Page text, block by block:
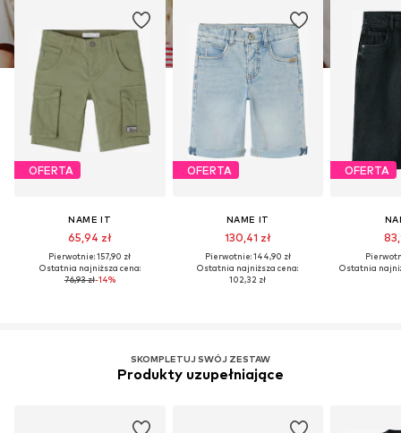
OFERTA
NAME IT
65,94 zł
Pierwotnie: 157,90 zł
Ostatnia najniższa cena:
76,93 zł-14%
OFERTA
NAME IT
130,41 zł
Pierwotnie: 144,90 zł
Ostatnia najniższa cena:
102,32 zł
OFERTA
Ostatnia
SKOMPLETUJ SWÓJ ZESTAW
Produkty uzupełniające